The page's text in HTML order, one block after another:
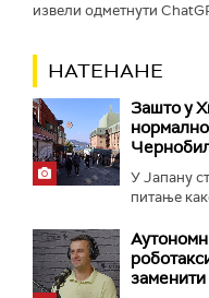
извели одметнути
НАТЕНАНЕ
Зашто у
У Јапану
питање